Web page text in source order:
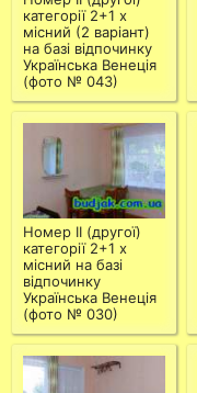
категорії 2+1 х
місний (2 варіант)
на базі відпочинку
Українська Венеція
(фото № 043)
Номер ІІ (другої)
категорії 2+1 х
місний на базі
відпочинку
Українська Венеція
(фото № 030)